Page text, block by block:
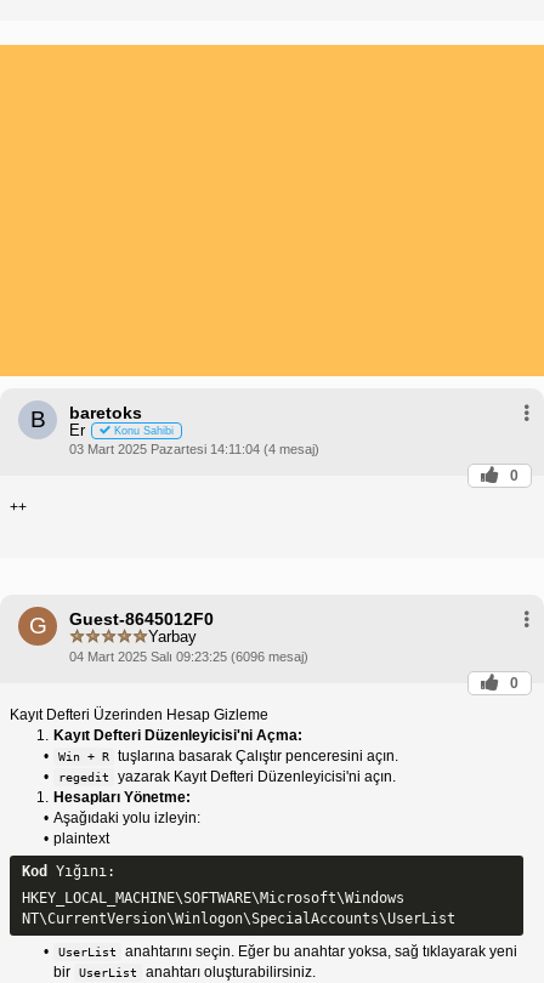
B baretoks
Er Konu Sahibi
03 Mart 2025 Pazartesi 14:11:04 (4 mesaj)
0
++
G Guest-8645012F0
Yarbay
04 Mart 2025 Salı 09:23:25 (6096 mesaj)
0
Kayıt Defteri Üzerinden Hesap Gizleme
Kayıt Defteri Düzenleyicisi'ni Açma:
Win + R tuşlarına basarak Çalıştır penceresini açın.
regedit
yazarak Kayıt Defteri Düzenleyicisi'ni açın.
Hesapları Yönetme:
Aşağıdaki yolu izleyin:
plaintext
Kod Yığını:
HKEY_LOCAL_MACHINE\SOFTWARE\Microsoft\Windows
NT\CurrentVersion\Winlogon\SpecialAccounts\UserList
UserList
anahtarını seçin. Eğer bu anahtar yoksa, sağ tıklayarak yeni
bir
UserList anahtarı oluşturabilirsiniz.